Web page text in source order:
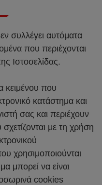
συλλέγει αυτόματα
που περιέχονται
Ιστοσελίδας.
κειμένου που
κατάστημα και
σας και περιέχουν
με τη χρήση
χρησιμοποιούνται
μπορεί να είναι
cookies